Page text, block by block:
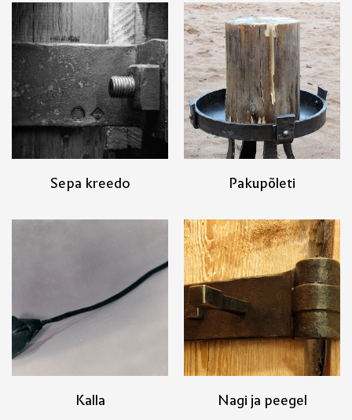
Sepa kreedo Pakupõleti
Kalla Nagi ja peegel